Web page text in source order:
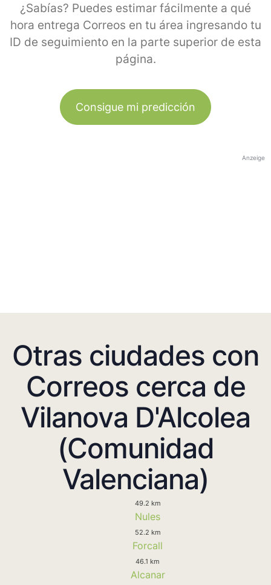
¿Sabías? Puedes estimar fácilmente a qué
hora entrega Correos en tu área ingresando tu
ID de seguimiento en la parte superior de esta
página.
Consigue mi predicción
Anzeige
Otras ciudades con
Correos cerca de
Vilanova D'Alcolea
(Comunidad
Valenciana)
49.2 km
Nules
52.2 km
Forcall
46.1 km
Alcanar